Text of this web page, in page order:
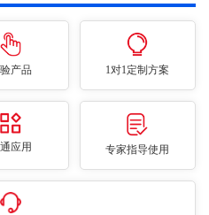
产品 1对1定制方案
应用 专家指导使用